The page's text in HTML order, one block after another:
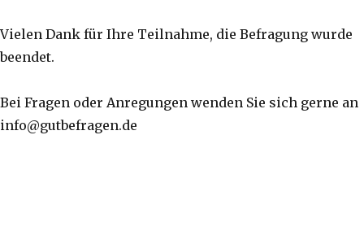
Vielen Dank für Ihre Teilnahme, die Befragung wurde
beendet.
Bei Fragen oder Anregungen wenden Sie sich gerne an
info@gutbefragen.de